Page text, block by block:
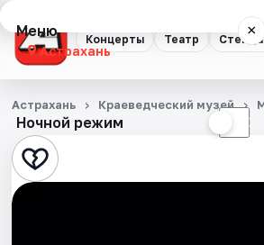
Концерты Театр
Меню ×
Астрахань
Концерты
Театр
Стендап
Ночной режим ☾
Астрахань Краеведческий музей